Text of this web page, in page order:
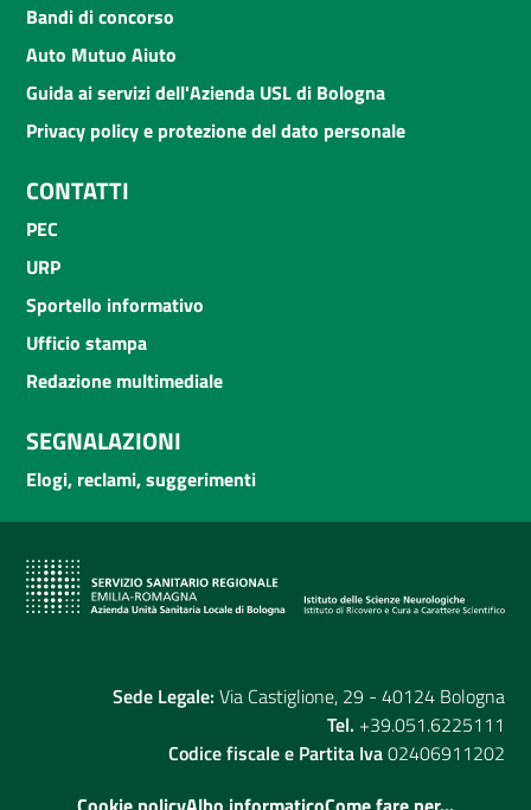
Bandi di concorso
Auto Mutuo Aiuto
Guida ai servizi dell'Azienda USL di Bologna
Privacy policy e protezione del dato personale
CONTATTI
PEC
URP
Sportello informativo
Ufficio stampa
Redazione multimediale
SEGNALAZIONI
Elogi, reclami, suggerimenti
Sede Legale: Via Castiglione, 29 - 40124 Bologna
Tel. +39.051.6225111
Codice fiscale e Partita Iva02406911202